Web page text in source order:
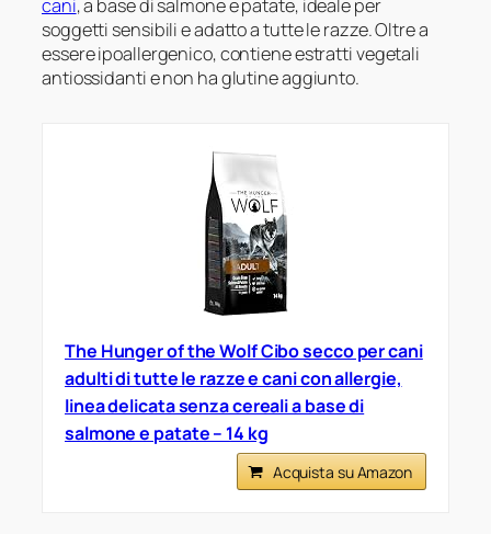
cani, a base di salmone e patate, ideale per
soggetti sensibili e adatto a tutte le razze. Oltre a
essere ipoallergenico, contiene estratti vegetali
antiossidanti e non ha glutine aggiunto.
The Hunger of the Wolf Cibo secco per cani
adulti di tutte le razze e cani con allergie,
linea delicata senza cereali a base di
salmone e patate – 14 kg
Acquista su Amazon